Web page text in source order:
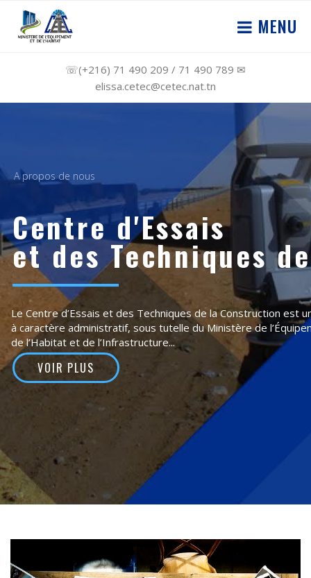
MENU
☏(+216) 71 490 209 / 71 490 789 ✉
elissa.cetec@cetec.nat.tn
Centre d'Essais
et des Techniques
A propos de nous
Le Centre d’Essais et des Techniques de la Construction est
à caractère administratif, sous tutelle du Ministère de
de l’Habitat et de l’Infrastructure...
VOIR PLUS